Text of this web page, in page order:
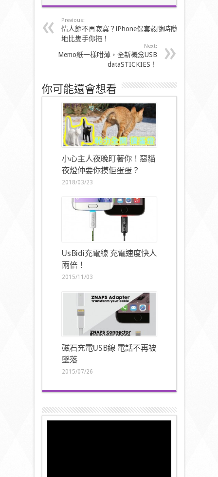
Previous:
情人節不再寂寞？iPhone保套殼隨時隨
地比隻手你拖！
Next:
Memo紙一樣咁薄，全新概念USB
dataSTICKIES！
你可能還會想看
小心主人夜晚盯著你！惡貓
夜燈仲要你摸佢蛋蛋？
2018/03/23
UsBidi充電線 充電速度快人
兩倍！
2015/11/03
磁石充電USB線 電話不再被
墜落
2015/07/26